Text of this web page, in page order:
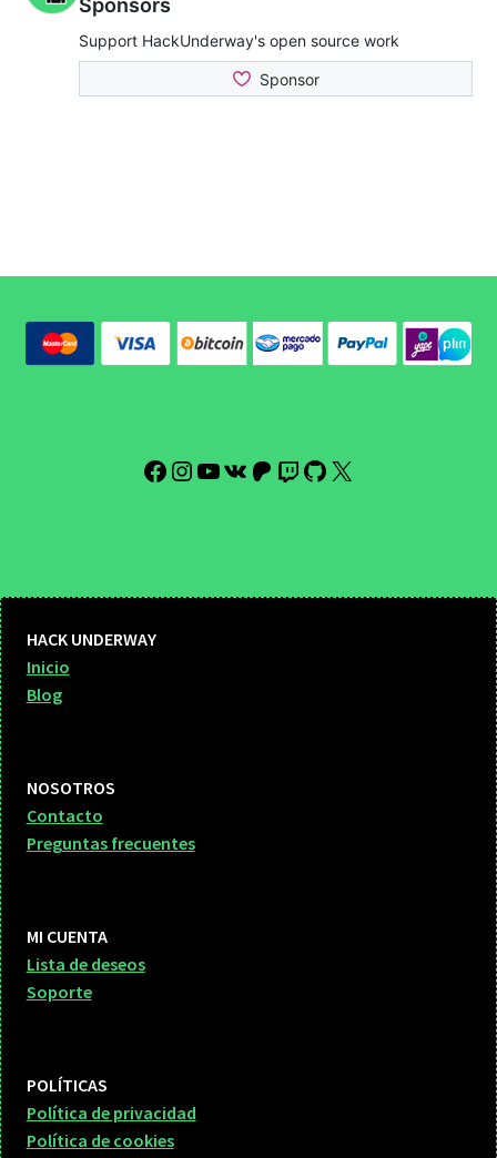
Facebook
Instagram
YouTube
VKPatreon
Twitch
GitHub
X
HACK UNDERWAY
Inicio
Blog
NOSOTROS
Contacto
Preguntas frecuentes
MI CUENTA
Lista de deseos
Soporte
POLÍTICAS
Política de privacidad
Política de cookies